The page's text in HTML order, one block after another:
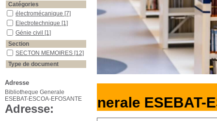
Generale ESEBAT-
Catégories
électromécanique [7]
Electrotechnique [1]
Génie civil
[1]
Section
SECTON MEMOIRES [12]
Type de document
Adresse
Bibliotheque Generale
ESEBAT-ESCOA-EFOSANTE
Adresse: